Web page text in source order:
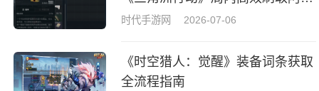
拉牌盒指南
时代手游网 2026-07-06
《时空猎人：觉醒》装备词条获取
全流程指南